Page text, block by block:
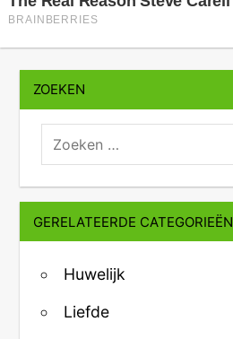
ZOEKEN
zoeken:
GERELATEERDE CATEGORIEËN
Huwelijk
Liefde